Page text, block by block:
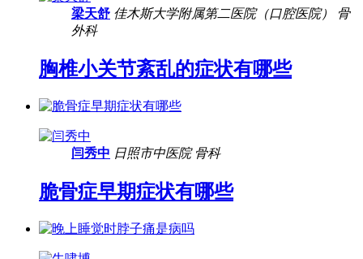
梁天舒 佳木斯大学附属第二医院（口腔医院）
骨
外科
胸椎小关节紊乱的症状有哪些
闫秀中 日照市中医院 骨科
脆骨症早期症状有哪些